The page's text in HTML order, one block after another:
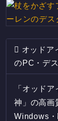
オッドア
のPC・デ
「オッド
神」の高画
Windows